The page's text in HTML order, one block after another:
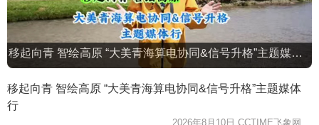
移起向青 智绘高原 “大美青海算电协同&信号升格”主题媒体行
移起向青 智绘高原 “大美青海算电协同&信号升格”主题媒体
行
2026年8月10日 CCTIME飞象网